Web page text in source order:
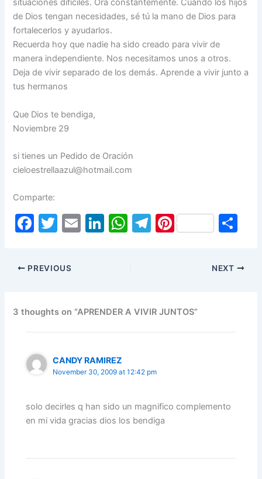
situaciones difíciles. Ora constantemente. Cuando los hijos
de Dios tengan necesidades, sé tú la mano de Dios para
fortalecerlos y ayudarlos.
Recuerda hoy que nadie ha sido creado para vivir de
manera independiente. Nos necesitamos unos a otros.
Deja de vivir separado de los demás. Aprende a vivir junto a
tus hermanos
Que Dios te bendiga,
Noviembre 29
si tienes un Pedido de Oración
cieloestrellaazul@hotmail.com
Comparte:
F
c
o
o
k
T
itt
er
E
Li
n
W
p
p
T
m
Pi
ar
PREVIOUS NEXT
3 thoughts on “APRENDER A VIVIR JUNTOS”
CANDY RAMIREZ
November 30, 2009 at 12:42 pm
solo decirles q han sido un magnifico complemento
en mi vida gracias dios los bendiga